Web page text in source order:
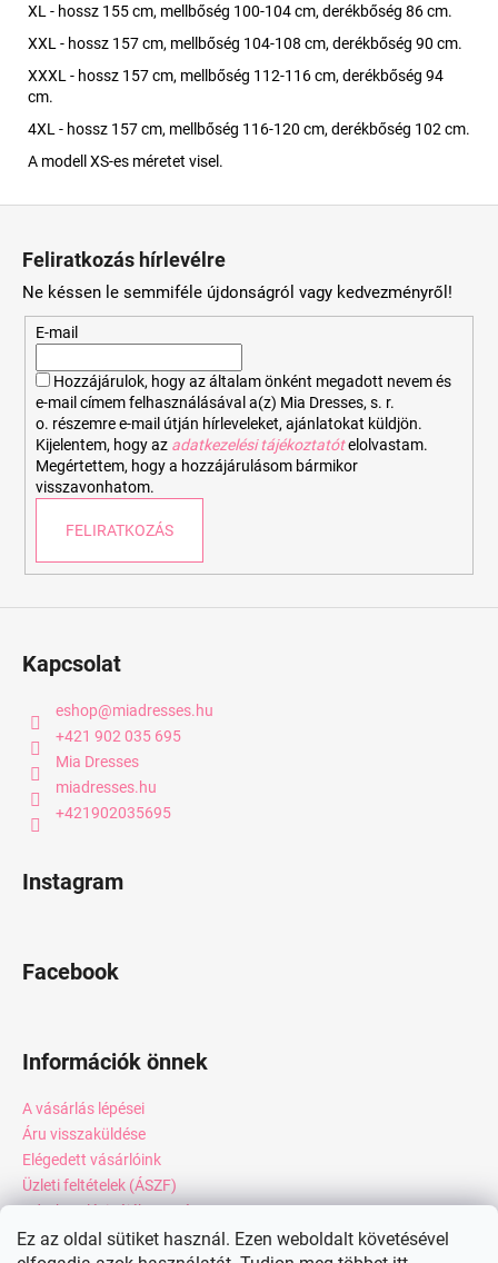
Ez az oldal sütiket használ. Ezen weboldalt követésével
XL - hossz 155 cm, mellbőség 100-104 cm, derékbőség 86 cm.
XXL - hossz 157 cm, mellbőség 104-108 cm, derékbőség 90 cm.
XXXL - hossz 157 cm, mellbőség 112-116 cm, derékbőség 94
cm.
4XL - hossz 157 cm, mellbőség 116-120 cm, derékbőség 102 cm.
A modell XS-es méretet visel.
Feliratkozás hírlevélre
Ne késsen le semmiféle újdonságról vagy kedvezményről!
E-mail
Hozzájárulok, hogy az általam önként megadott nevem és
e-mail címem felhasználásával a(z) Mia Dresses, s. r.
o. részemre e-mail útján hírleveleket, ajánlatokat küldjön.
Kijelentem, hogy az adatkezelési tájékoztatót elolvastam.
Megértettem, hogy a hozzájárulásom bármikor
visszavonhatom.
FELIRATKOZÁS
Kapcsolat
eshop@miadresses.hu
+421 902 035 695
Mia Dresses
miadresses.hu
+421902035695
Instagram
Facebook
Információk önnek
A vásárlás lépései
Áru visszaküldése
Elégedett vásárlóink
Üzleti feltételek (ÁSZF)
Adatkezelési tájékoztató
Webáruház értékelése